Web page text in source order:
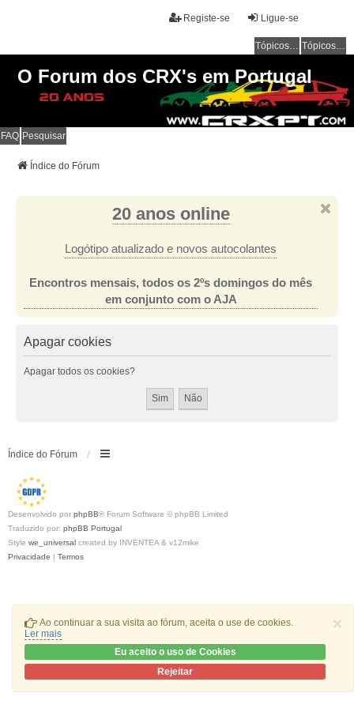
×
Ao continuar a sua visita ao fórum, aceita o use de cookies.
Ler mais
Eu aceito o uso de Cookies
Rejeitar
Ligue-se
Registe-se
Tópicos sem resposta Tópicos ativos
O Forum dos CRX's em Portugal
FAQ Pesquisar
Índice do Fórum
20 anos online
Logótipo atualizado e novos autocolantes
Encontros mensais, todos os 2ºs domingos do mês
em conjunto com o AJA
Apagar cookies
Apagar todos os cookies?
Índice do Fórum
Desenvolvido por phpBB® Forum Software © phpBB Limited
Traduzido por: phpBB Portugal
Style we_universal created by INVENTEA & v12mike
Privacidade | Termos